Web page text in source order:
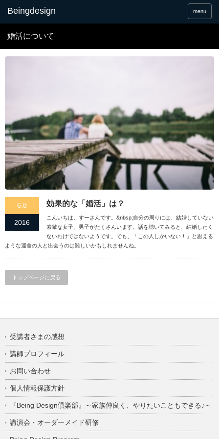
menu
婚活について
6.8
2016
効果的な「婚活」は？
こんいちは、すーさんです。&nbsp;自分の周りには、結婚していない
素敵な女子、男子がたくさんいます。話を聴いてみると、結婚したく
ないわけではないようです。でも、「この人しかいない！」と思える
ような運命の人と出会うのは難しいかもしれませんね。
トップページに戻る
受講者さまの感想
講師プロフィール
お問い合わせ
個人情報保護方針
『Being Design倶楽部』～家族仲良く、やりたいこともできる♪～
講演会・オーダーメイド研修